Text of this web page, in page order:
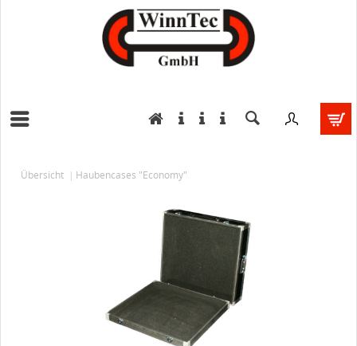
Übersicht Haubencases "Economy"